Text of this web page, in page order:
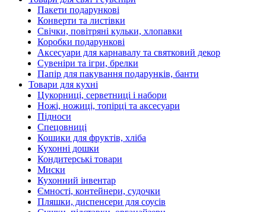
Пакети подарункові
Конверти та листівки
Свічки, повітряні кульки, хлопавки
Коробки подарункові
Аксесуари для карнавалу та святковий декор
Сувеніри та ігри, брелки
Папір для пакування подарунків, банти
Товари для кухні
Цукорниці, серветниці і набори
Ножі, ножиці, топірці та аксесуари
Підноси
Спецовниці
Кошики для фруктів, хліба
Кухонні дошки
Кондитерські товари
Миски
Кухонний інвентар
Ємності, контейнери, судочки
Пляшки, диспенсери для соусів